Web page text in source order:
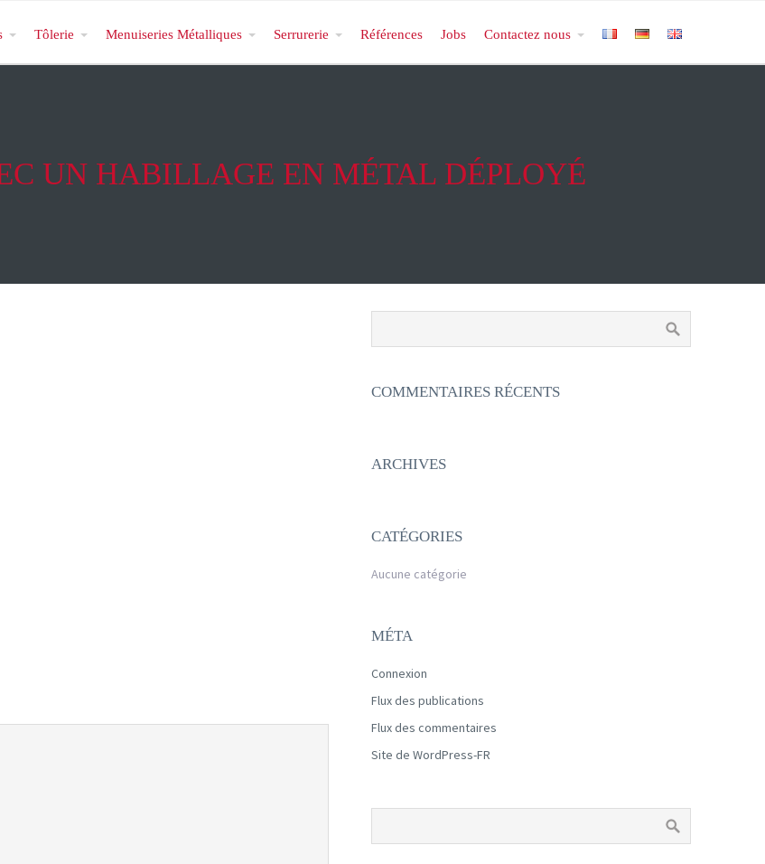
Tôlerie Menuiseries Métalliques Serrurerie Références Jobs Contactez nous
UN HABILLAGE EN MÉTAL DÉPLOYÉ
COMMENTAIRES RÉCENTS
ARCHIVES
CATÉGORIES
Aucune catégorie
MÉTA
Connexion
Flux des publications
Flux des commentaires
Site de WordPress-FR